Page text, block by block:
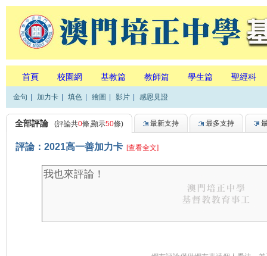
首頁 校園網 基教篇 教師篇 學生篇 聖經科
金句 加力卡 填色 繪圖 影片 感恩見證
全部評論 (評論共0條,顯示50條) 最新支持 最多支持
評論：2021高一善加力卡 [查看全文]